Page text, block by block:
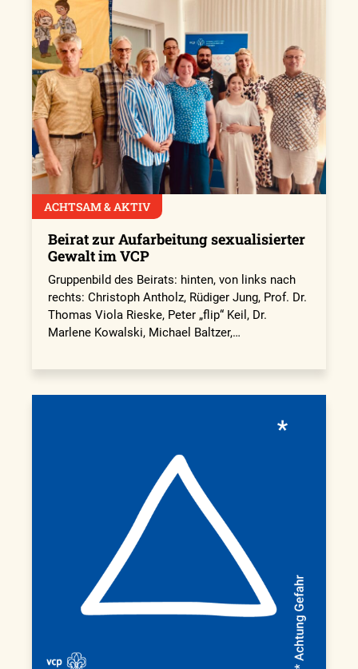
ACHTSAM & AKTIV
Beirat zur Aufarbeitung sexualisierter
Gewalt im VCP
Gruppenbild des Beirats: hinten, von links nach
rechts: Christoph Antholz, Rüdiger Jung, Prof. Dr.
Thomas Viola Rieske, Peter „flip“ Keil, Dr.
Marlene Kowalski, Michael Baltzer,…